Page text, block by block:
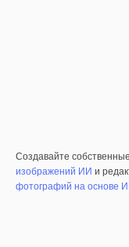
Создавайте
изображений ИИ и
фотографий на основе